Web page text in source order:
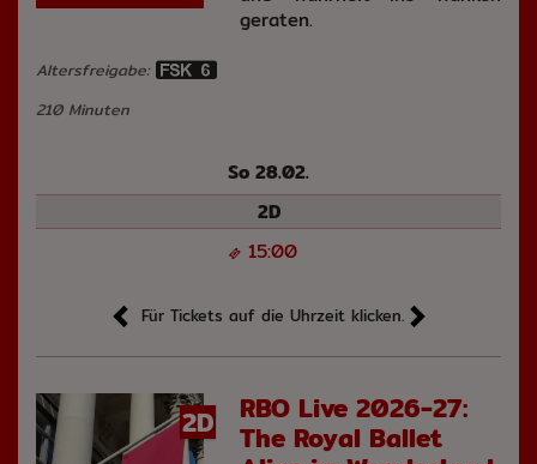
geraten.
Altersfreigabe:
210 Minuten
So 28.02.
2D
15:00
Für Tickets auf die Uhrzeit klicken.
2D RBO Live 2026-27:
The Royal Ballet